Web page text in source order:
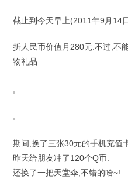
截止到今天早上(2011年9月14
折人民币价值月280元.不过,不
物礼品.
期间,换了三张30元的手机充值
昨天给朋友冲了120个Q币.
还换了一把天堂伞,不错的哈~!